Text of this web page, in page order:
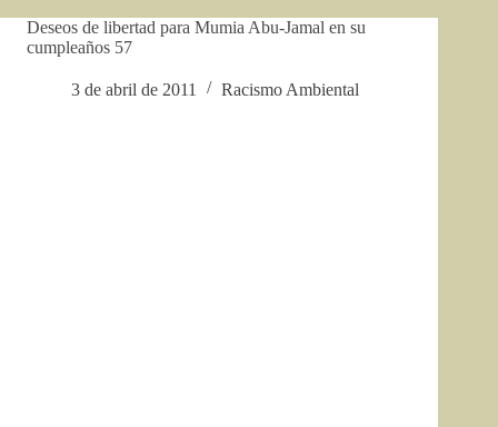
Deseos de libertad para Mumia Abu-Jamal en su
cumpleaños 57
3 de abril de 2011 Racismo Ambiental